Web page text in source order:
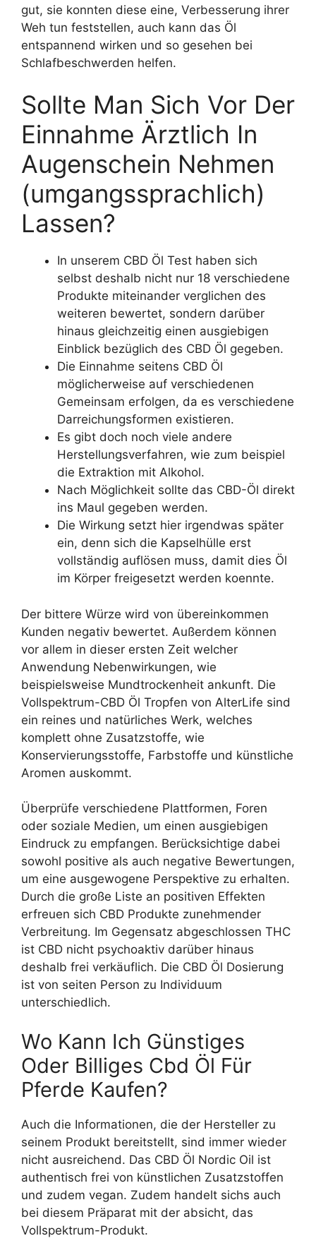
gut, sie konnten diese eine, Verbesserung ihrer
Weh tun feststellen, auch kann das Öl
entspannend wirken und so gesehen bei
Schlafbeschwerden helfen.
Sollte Man Sich Vor Der
Einnahme Ärztlich In
Augenschein Nehmen
(umgangssprachlich)
Lassen?
In unserem CBD Öl Test haben sich
selbst deshalb nicht nur 18 verschiedene
Produkte miteinander verglichen des
weiteren bewertet, sondern darüber
hinaus gleichzeitig einen ausgiebigen
Einblick bezüglich des CBD Öl gegeben.
Die Einnahme seitens CBD Öl
möglicherweise auf verschiedenen
Gemeinsam erfolgen, da es verschiedene
Darreichungsformen existieren.
Es gibt doch noch viele andere
Herstellungsverfahren, wie zum beispiel
die Extraktion mit Alkohol.
Nach Möglichkeit sollte das CBD-Öl direkt
ins Maul gegeben werden.
Die Wirkung setzt hier irgendwas später
ein, denn sich die Kapselhülle erst
vollständig auflösen muss, damit dies Öl
im Körper freigesetzt werden koennte.
Der bittere Würze wird von übereinkommen
Kunden negativ bewertet. Außerdem können
vor allem in dieser ersten Zeit welcher
Anwendung Nebenwirkungen, wie
beispielsweise Mundtrockenheit ankunft. Die
Vollspektrum-CBD Öl Tropfen von AlterLife sind
ein reines und natürliches Werk, welches
komplett ohne Zusatzstoffe, wie
Konservierungsstoffe, Farbstoffe und künstliche
Aromen auskommt.
Überprüfe verschiedene Plattformen, Foren
oder soziale Medien, um einen ausgiebigen
Eindruck zu empfangen. Berücksichtige dabei
sowohl positive als auch negative Bewertungen,
um eine ausgewogene Perspektive zu erhalten.
Durch die große Liste an positiven Effekten
erfreuen sich CBD Produkte zunehmender
Verbreitung. Im Gegensatz abgeschlossen THC
ist CBD nicht psychoaktiv darüber hinaus
deshalb frei verkäuflich. Die CBD Öl Dosierung
ist von seiten Person zu Individuum
unterschiedlich.
Wo Kann Ich Günstiges
Oder Billiges Cbd Öl Für
Pferde Kaufen?
Auch die Informationen, die der Hersteller zu
seinem Produkt bereitstellt, sind immer wieder
nicht ausreichend. Das CBD Öl Nordic Oil ist
authentisch frei von künstlichen Zusatzstoffen
und zudem vegan. Zudem handelt sichs auch
bei diesem Präparat mit der absicht, das
Vollspektrum-Produkt.